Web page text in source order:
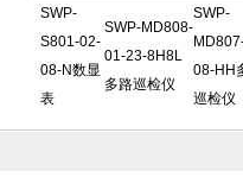
SWP-
S801-02-
08-N数显
表
SWP-MD808-
01-23-8H8L
多路巡检仪
SWP-
08-HH
巡检仪